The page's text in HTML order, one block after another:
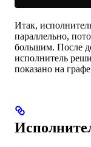
Итак,
параллельно,
большим. После
исполнитель
показано на